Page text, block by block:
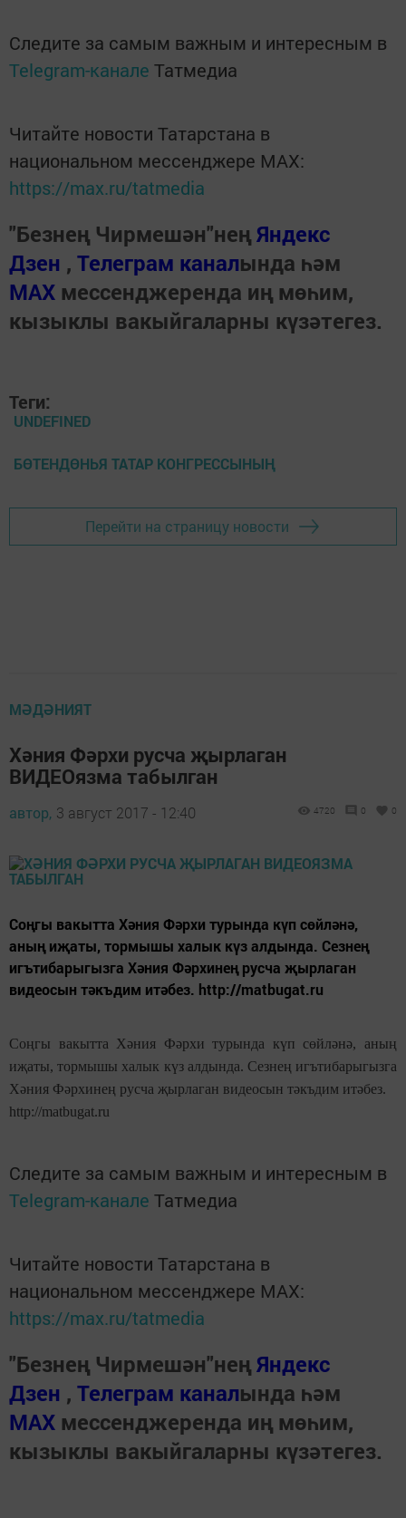
Следите за самым важным и интересным в
Telegram-канале Татмедиа
Читайте новости Татарстана в
национальном мессенджере MАХ:
https://max.ru/tatmedia
"Безнең Чирмешән"неңЯндекс
Дзен , Телеграм каналында һәм
МАХ мессенджеренда иң мөһим,
кызыклы вакыйгаларны күзәтегез.
Теги:
UNDEFINED
БӨТЕНДӨНЬЯ ТАТАР КОНГРЕССЫНЫҢ
Перейти на страницу новости
МӘДӘНИЯТ
Хәния Фәрхи русча җырлаган
ВИДЕОязма табылган
автор, 3 август 2017 - 12:40 4720 0 0
Соңгы вакытта Хәния Фәрхи турында күп сөйләнә,
аның иҗаты, тормышы халык күз алдында. Сезнең
игътибарыгызга Хәния Фәрхинең русча җырлаган
видеосын тәкъдим итәбез. http://matbugat.ru
Соңгы вакытта Хәния Фәрхи турында күп сөйләнә, аның
иҗаты, тормышы халык күз алдында. Сезнең игътибарыгызга
Хәния Фәрхинең русча җырлаган видеосын тәкъдим итәбез.
http://matbugat.ru
Следите за самым важным и интересным в
Telegram-канале Татмедиа
Читайте новости Татарстана в
национальном мессенджере MАХ:
https://max.ru/tatmedia
"Безнең Чирмешән"неңЯндекс
Дзен , Телеграм каналында һәм
МАХ мессенджеренда иң мөһим,
кызыклы вакыйгаларны күзәтегез.